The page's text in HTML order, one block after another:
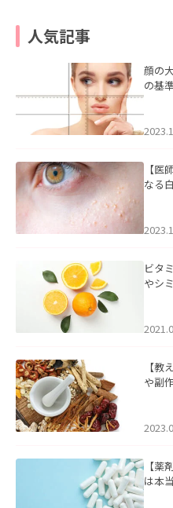
人気記事
顔の
の基
【医
なる
ビタ
やシ
【教
や副
【薬
は本